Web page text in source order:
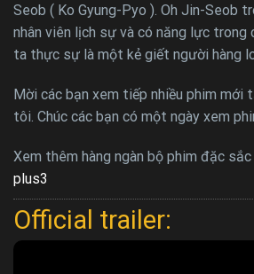
Seob ( Ko Gyung-Pyo ). Oh Jin-Seob
nhân viên lịch sự và có năng lực trong
ta thực sự là một kẻ giết người hàng
Mời các bạn xem tiếp nhiều phim mới
tôi. Chúc các bạn có một ngày xem
Xem thêm hàng ngàn bộ phim đặc
plus3
Official trailer: